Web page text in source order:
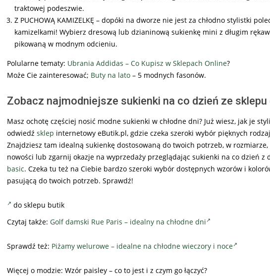
traktowej podeszwie.
Z PUCHOWĄ KAMIZELKĘ – dopóki na dworze nie jest za chłodno stylistki
kamizelkami! Wybierz dresową lub dzianinową sukienkę mini z długim
pikowaną w modnym odcieniu.
Polularne tematy: Ubrania Addidas – Co Kupisz w Sklepach Online?
Może Cie zainteresować; Buty na lato – 5 modnych fasonów.
Zobacz najmodniejsze sukienki na co dzień ze sklepu
Masz ochotę częściej nosić modne sukienki w chłodne dni? Już wiesz, jak je
odwiedź sklep internetowy eButik.pl, gdzie czeka szeroki wybór pięknych
Znajdziesz tam idealną sukienkę dostosowaną do twoich potrzeb, w
nowości lub zgarnij okazje na wyprzedaży przeglądając sukienki na co dzień z
basic. Czeka tu też na Ciebie bardzo szeroki wybór dostępnych wzorów i
pasującą do twoich potrzeb. Sprawdź!
do sklepu butik
Czytaj także: Golf damski Rue Paris – idealny na chłodne dni
Sprawdź też: Piżamy welurowe – idealne na chłodne wieczory i noce
Więcej o modzie: Wzór paisley – co to jest i z czym go łączyć?